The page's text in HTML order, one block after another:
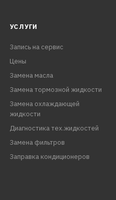
УСЛУГИ
Запись на сервис
Цены
Замена масла
Замена тормозной жидкости
Замена охлаждающей
жидкости
Диагностика тех.жидкостей
Замена фильтров
Заправка кондиционеров